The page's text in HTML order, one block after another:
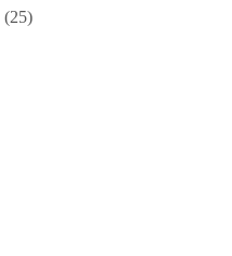
(25)